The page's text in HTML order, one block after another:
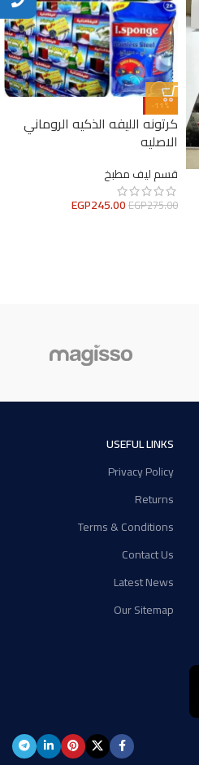
-11%
كرتونه الليفه الذكيه الروماني
الاصليه
قسم ليف مطبخ
EGP275.00
EGP245.00
USEFUL LINKS
Privacy Policy
Returns
Terms & Conditions
Contact Us
Latest News
Our Sitemap